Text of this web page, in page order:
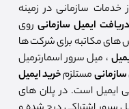
خدمات سازمانی در زمینه
ایمیل سازمانی روی
های مکاتبه برای شرکت ها
، میل سرور اسمارترمیل
سازمانیمستلزمخرید ایمیل
ایمیل است. در پلان های